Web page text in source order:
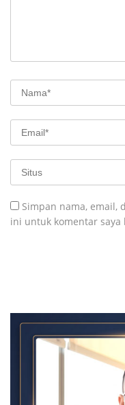
Simpan nama, email,
ini untuk komentar saya